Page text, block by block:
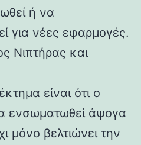
ή να
για νέες εφαρμογές.
Νιπτήρας και
είναι ότι ο
ενσωματωθεί άψογα
μόνο βελτιώνει την